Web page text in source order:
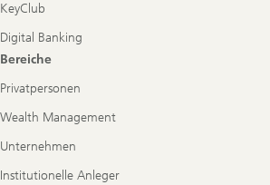
KeyClub
Digital Banking
Bereiche
Privatpersonen
Wealth Management
Unternehmen
Institutionelle Anleger